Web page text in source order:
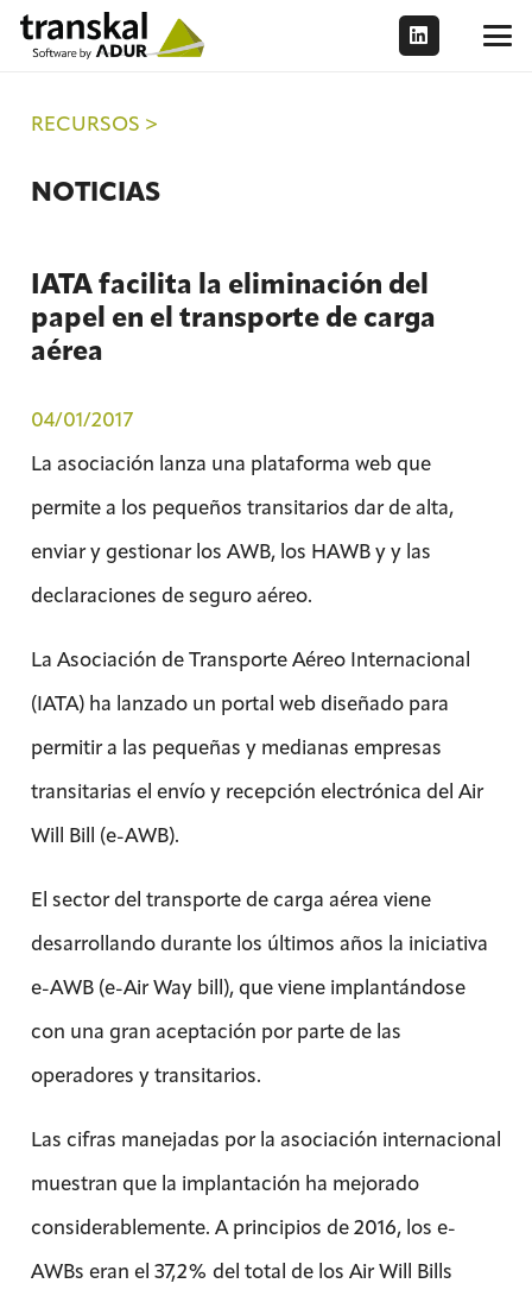
RECURSOS >
NOTICIAS
IATA facilita la eliminación del
papel en el transporte de carga
aérea
04/01/2017
La asociación lanza una plataforma web que
permite a los pequeños transitarios dar de alta,
enviar y gestionar los AWB, los HAWB y y las
declaraciones de seguro aéreo.
La Asociación de Transporte Aéreo Internacional
(IATA) ha lanzado un portal web diseñado para
permitir a las pequeñas y medianas empresas
transitarias el envío y recepción electrónica del Air
Will Bill (e-AWB).
El sector del transporte de carga aérea viene
desarrollando durante los últimos años la iniciativa
e-AWB (e-Air Way bill), que viene implantándose
con una gran aceptación por parte de las
operadores y transitarios.
Las cifras manejadas por la asociación internacional
muestran que la implantación ha mejorado
considerablemente. A principios de 2016, los e-
AWBs eran el 37,2% del total de los Air Will Bills